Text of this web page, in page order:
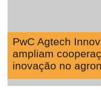
PwC Agtech
ampliam
inovação no